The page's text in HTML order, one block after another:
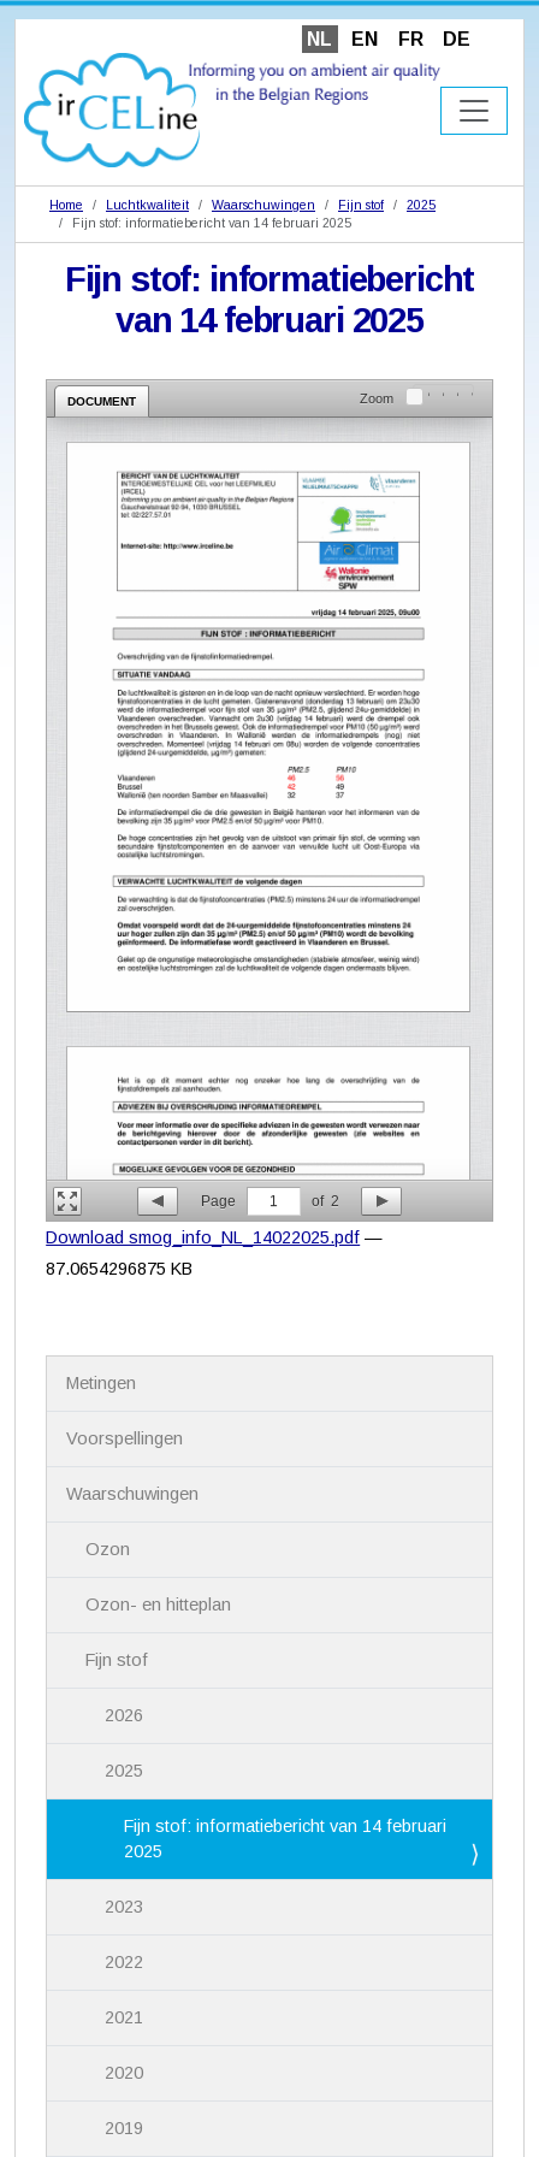
NL EN FR DE
Home Luchtkwaliteit Waarschuwingen Fijn stof
2025
Fijn stof: informatiebericht van 14 februari 2025
Fijn stof: informatiebericht
van 14 februari 2025
DOCUMENT Zoom
Page 1 of 2
Download smog_info_NL_14022025.pdf —
87.0654296875 KB
Metingen
Voorspellingen
Waarschuwingen
Ozon
Ozon- en hitteplan
Fijn stof
2026
2025
Fijn stof: informatiebericht van 14 februari
2025
2023
2022
2021
2020
2019